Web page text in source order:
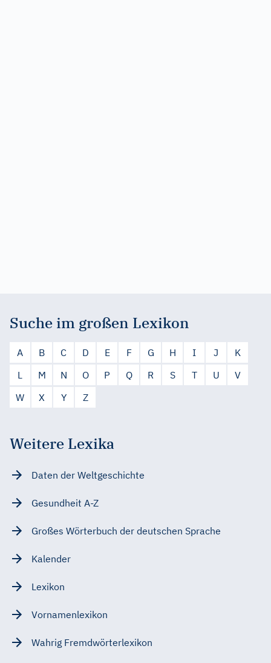
Suche im großen Lexikon
A B C D E F G H I J
K
L
M N O P Q R S T U
V
W
X Y Z
Weitere Lexika
Daten der Weltgeschichte
Gesundheit A-Z
Großes Wörterbuch der deutschen Sprache
Kalender
Lexikon
Vornamenlexikon
Wahrig Fremdwörterlexikon